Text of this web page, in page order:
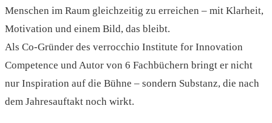
Menschen im Raum gleichzeitig zu erreichen – mit Klarheit,
Motivation und einem Bild, das bleibt.
Als Co-Gründer des verrocchio Institute for Innovation
Competence und Autor von 6 Fachbüchern bringt er nicht
nur Inspiration auf die Bühne – sondern Substanz, die nach
dem Jahresauftakt noch wirkt.